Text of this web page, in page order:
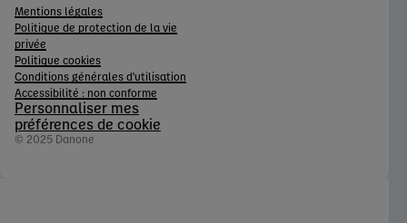
Mentions légales
Politique de protection de la vie
privée
Politique cookies
Conditions générales d'utilisation
Accessibilité : non conforme
Personnaliser mes
préférences de cookie
© 2025 Danone